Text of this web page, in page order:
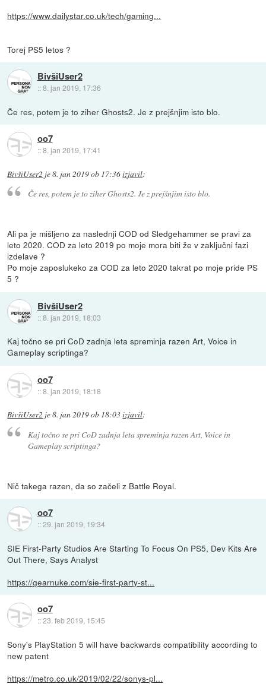
https://www.dailystar.co.uk/tech/gaming...
Torej PS5 letos ?
BivšiUser2
::8. jan 2019, 17:36
Če res, potem je to ziher Ghosts2. Je z prejšnjim isto blo.
oo7
::8. jan 2019, 17:41
BivšiUser2 je8. jan 2019 ob 17:36izjavil:
Če res, potem je to ziher Ghosts2. Je z prejšnjim isto blo.
Ali pa je mišljeno za naslednji COD od Sledgehammer se pravi za
leto 2020. COD za leto 2019 po moje mora biti že v zaključni fazi
izdelave ?
Po moje zaposlukeko za COD za leto 2020 takrat po moje pride PS
5 ?
BivšiUser2
::8. jan 2019, 18:03
Kaj točno se pri CoD zadnja leta spreminja razen Art, Voice in
Gameplay scriptinga?
oo7
::8. jan 2019, 18:18
BivšiUser2 je8. jan 2019 ob 18:03izjavil:
Kaj točno se pri CoD zadnja leta spreminja razen Art, Voice in
Gameplay scriptinga?
Nič takega razen, da so začeli z Battle Royal.
oo7
::29. jan 2019, 19:34
SIE First-Party Studios Are Starting To Focus On PS5, Dev Kits Are
Out There, Says Analyst
https://gearnuke.com/sie-first-party-st...
oo7
::23. feb 2019, 15:45
Sony's PlayStation 5 will have backwards compatibility according to
new patent
https://metro.co.uk/2019/02/22/sonys-pl...